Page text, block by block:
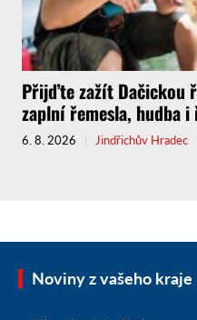
Přijďte zažít Dačickou
zaplní řemesla, hudba
6. 8. 2026 Jindřichův Hradec
Noviny z vašeho kraje